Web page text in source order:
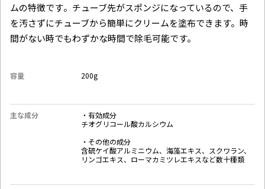
ムの​​特徴です​​。チューブ先がスポンジになっているので、手
を汚さずにチューブから簡単にクリームを塗布できます。時
間がない時でもわずかな時間で除毛可能です。
容量 200g‎
主な成分
・有効成分
チオグリコール酸カルシウム
・その他の成分
含硫ケイ酸アルミニウム、海藻エキス、スクワラン、
リンゴエキス、ローマカミツレエキスなど数十種類